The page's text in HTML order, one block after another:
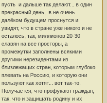
пусть и дальше так делают... в один
прекрасный день, в не очень
далёком будущем проснутся и
увидят, что в стране уже никого и не
осталось, так, миллионов 20-30
славян на все просторы, а
промежутки заполнены всякими
другими нерезидентами из
близлежащих стран, которым глубоко
плевать на Россию, и которую они
пользуют как хотят... вот так-то.
Получается, что профукают граждан,
так, что и защищать родину и их